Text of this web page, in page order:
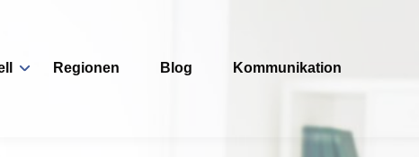
Regionen Blog Kommunikation